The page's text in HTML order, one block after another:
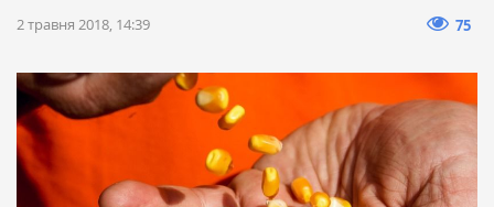
2 травня 2018, 14:39 75